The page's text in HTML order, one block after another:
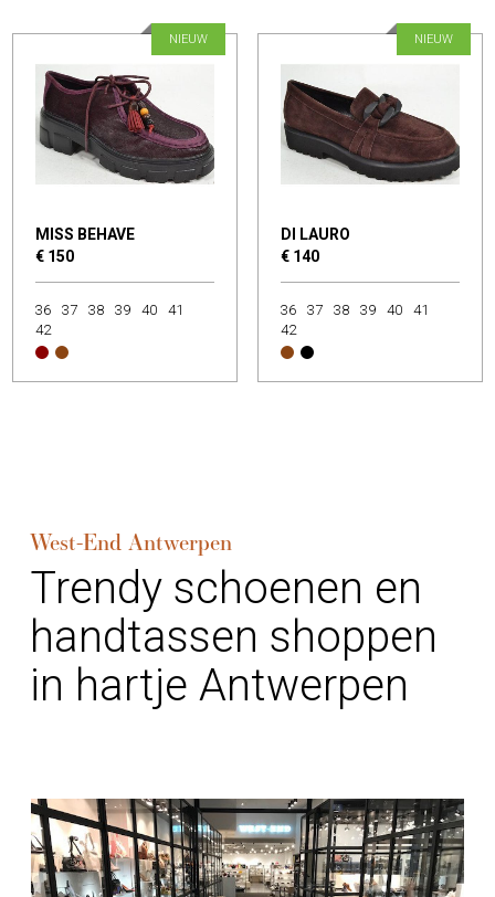
MISS BEHAVE
€ 150
NIEUW
36 37 38 39 40
41
42
DI LAURO
€ 140
NIEUW
36 37 38 39 40
41
42
West-End Antwerpen
Trendy schoenen en
handtassen shoppen
in hartje Antwerpen